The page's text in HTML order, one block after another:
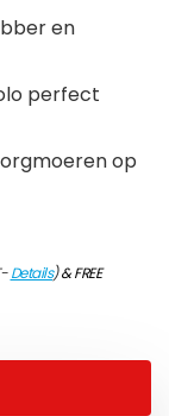
en
perfect
op
Details)&FREE